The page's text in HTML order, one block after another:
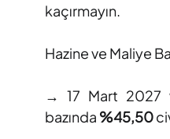
kaçırmayın.
Hazine ve Maliye
→ 17 Mart 2027
bazında %45,50